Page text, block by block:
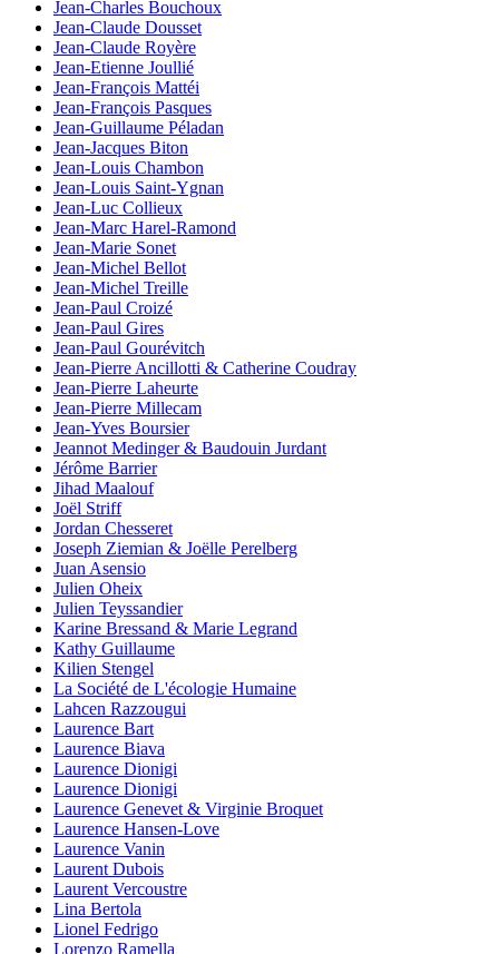
Jean-Charles Bouchoux
Jean-Claude Dousset
Jean-Claude Royère
Jean-Etienne Joullié
Jean-François Mattéi
Jean-François Pasques
Jean-Guillaume Péladan
Jean-Jacques Biton
Jean-Louis Chambon
Jean-Louis Saint-Ygnan
Jean-Luc Collieux
Jean-Marc Harel-Ramond
Jean-Marie Sonet
Jean-Michel Bellot
Jean-Michel Treille
Jean-Paul Croizé
Jean-Paul Gires
Jean-Paul Gourévitch
Jean-Pierre Ancillotti & Catherine Coudray
Jean-Pierre Laheurte
Jean-Pierre Millecam
Jean-Yves Boursier
Jeannot Medinger & Baudouin Jurdant
Jérôme Barrier
Jihad Maalouf
Joël Striff
Jordan Chesseret
Joseph Ziemian & Joëlle Perelberg
Juan Asensio
Julien Oheix
Julien Teyssandier
Karine Bressand & Marie Legrand
Kathy Guillaume
Kilien Stengel
La Société de L'écologie Humaine
Lahcen Razzougui
Laurence Bart
Laurence Biava
Laurence Dionigi
Laurence Dionigi
Laurence Genevet & Virginie Broquet
Laurence Hansen-Love
Laurence Vanin
Laurent Dubois
Laurent Vercoustre
Lina Bertola
Lionel Fedrigo
Lorenzo Ramella